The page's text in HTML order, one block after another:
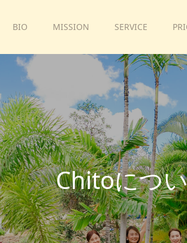
BIO MISSION SERVICE
Chitoにつ
プライベート